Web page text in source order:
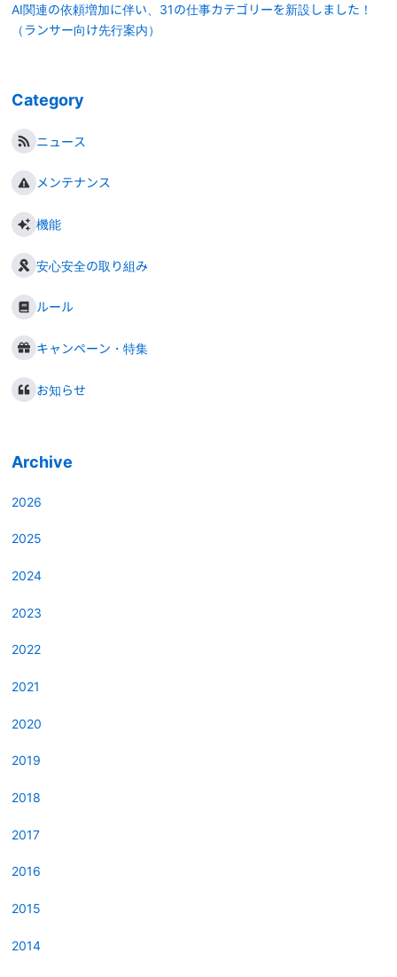
AI関連の依頼増加に伴い、31の仕事カテゴリーを新設しました！
（ランサー向け先行案内）
Category
ニュース
メンテナンス
機能
安心安全の取り組み
ルール
キャンペーン・特集
お知らせ
Archive
2026
2025
2024
2023
2022
2021
2020
2019
2018
2017
2016
2015
2014